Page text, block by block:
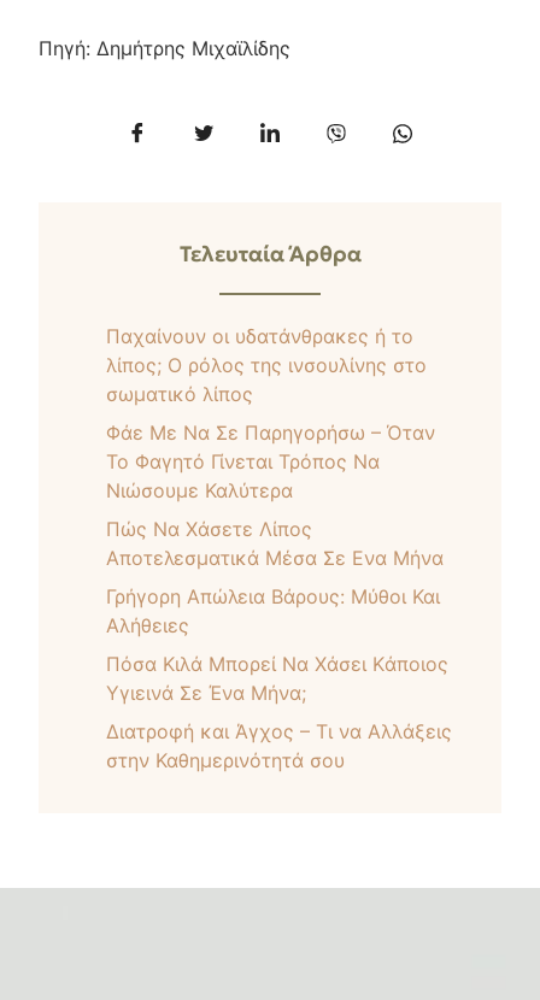
Πηγή: Δημήτρης Μιχαϊλίδης
Τελευταία Άρθρα
Παχαίνουν οι υδατάνθρακες ή το
λίπος; Ο ρόλος της ινσουλίνης στο
σωματικό λίπος
Φάε Με Να Σε Παρηγορήσω – Όταν
Το Φαγητό Γίνεται Τρόπος Να
Νιώσουμε Καλύτερα
Πώς Nα Xάσετε Λίπος
Αποτελεσματικά Μέσα Σε Ενα Μήνα
Γρήγορη Απώλεια Βάρους: Μύθοι Και
Αλήθειες
Πόσα Kιλά Mπορεί Nα Xάσει Kάποιος
Yγιεινά Σε Ένα Μήνα;
Διατροφή και Άγχος – Τι να Αλλάξεις
στην Καθημερινότητά σου